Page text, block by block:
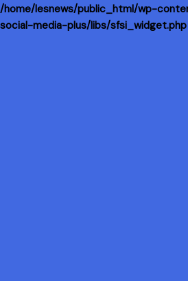
/home/lesnews/public_html/wp-
social-media-plus/libs/sfsi_widget.php